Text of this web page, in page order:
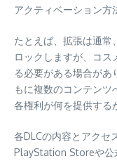
アクティベーション方
たとえば、拡張は通常
ロックしますが、コス
る必要がある場合があ
もに複数のコンテンツ
各権利が何を提供する
各DLCの内容とアクセ
PlayStation Storeや公